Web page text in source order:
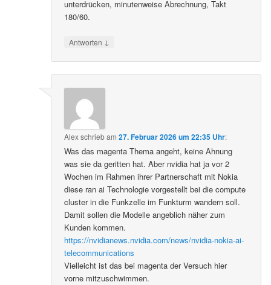
unterdrücken, minutenweise Abrechnung, Takt
180/60.
Antworten ↓
Alexschriebam27. Februar 2026 um 22:35 Uhr:
Was das magenta Thema angeht, keine Ahnung
was sie da geritten hat. Aber nvidia hat ja vor 2
Wochen im Rahmen ihrer Partnerschaft mit Nokia
diese ran ai Technologie vorgestellt bei die compute
cluster in die Funkzelle im Funkturm wandern soll.
Damit sollen die Modelle angeblich näher zum
Kunden kommen.
https://nvidianews.nvidia.com/news/nvidia-nokia-ai-
telecommunications
Vielleicht ist das bei magenta der Versuch hier
vorne mitzuschwimmen.